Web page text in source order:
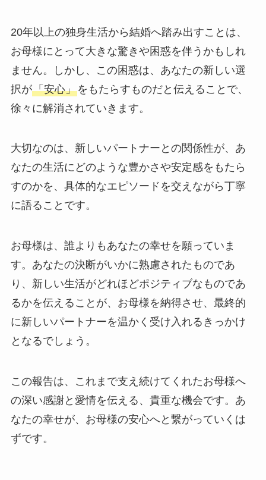
20年以上の独身生活から結婚へ踏み出すことは、
お母様にとって大きな驚きや困惑を伴うかもしれ
ません。しかし、この困惑は、あなたの新しい選
択が「安心」をもたらすものだと伝えることで、
徐々に解消されていきます。
大切なのは、新しいパートナーとの関係性が、あ
なたの生活にどのような豊かさや安定感をもたら
すのかを、具体的なエピソードを交えながら丁寧
に語ることです。
お母様は、誰よりもあなたの幸せを願っていま
す。あなたの決断がいかに熟慮されたものであ
り、新しい生活がどれほどポジティブなものであ
るかを伝えることが、お母様を納得させ、最終的
に新しいパートナーを温かく受け入れるきっかけ
となるでしょう。
この報告は、これまで支え続けてくれたお母様へ
の深い感謝と愛情を伝える、貴重な機会です。あ
なたの幸せが、お母様の安心へと繋がっていくは
ずです。